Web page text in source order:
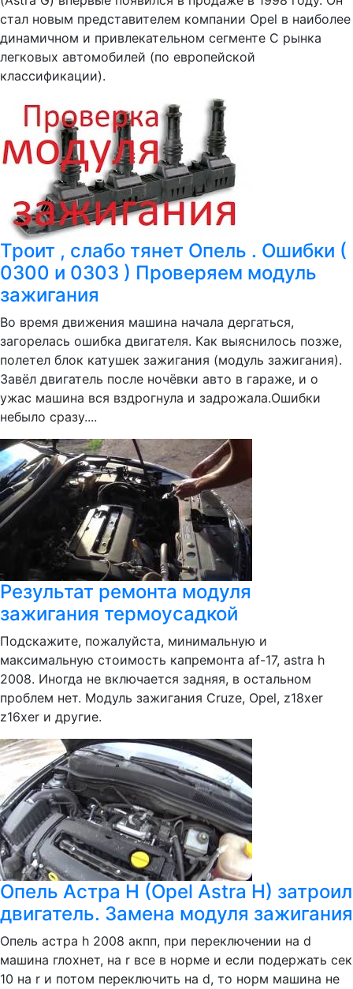
стал новым представителем компании Opel в наиболее
динамичном и привлекательном сегменте С рынка
легковых автомобилей (по европейской
классификации).
Троит , слабо тянет Опель . Ошибки (
0300 и 0303 ) Проверяем модуль
зажигания
Во время движения машина начала дергаться,
загорелась ошибка двигателя. Как выяснилось позже,
полетел блок катушек зажигания (модуль зажигания).
Завёл двигатель после ночёвки авто в гараже, и о
ужас машина вся вздрогнула и задрожала.Ошибки
небыло сразу....
Результат ремонта модуля
зажигания термоусадкой
Подскажите, пожалуйста, минимальную и
максимальную стоимость капремонта af-17, astra h
2008. Иногда не включается задняя, в остальном
проблем нет. Модуль зажигания Cruze, Opel, z18xer
z16xer и другие.
Опель Астра H (Opel Astra H) затроил
двигатель. Замена модуля зажигания
Опель астра h 2008 акпп, при переключении на d
машина глохнет, на r все в норме и если подержать сек
10 на r и потом переключить на d, то норм машина не